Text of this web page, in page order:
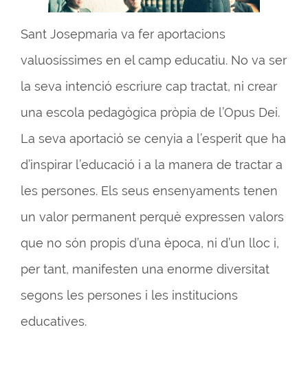
Sant Josepmaria va fer aportacions
valuosíssimes en el camp educatiu. No va ser
la seva intenció escriure cap tractat, ni crear
una escola pedagògica pròpia de l’Opus Dei.
La seva aportació se cenyia a l’esperit que ha
d’inspirar l’educació i a la manera de tractar a
les persones. Els seus ensenyaments tenen
un valor permanent perquè expressen valors
que no són propis d’una època, ni d’un lloc i,
per tant, manifesten una enorme diversitat
segons les persones i les institucions
educatives.